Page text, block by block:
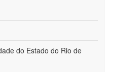
do Estado do Rio de